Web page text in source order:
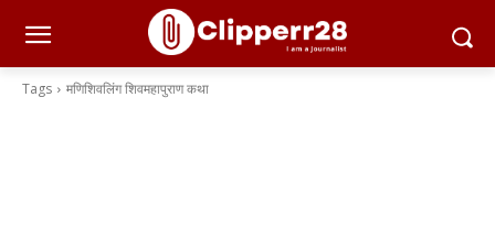
Tags मणिशिवलिंग शिवमहापुराण कथा